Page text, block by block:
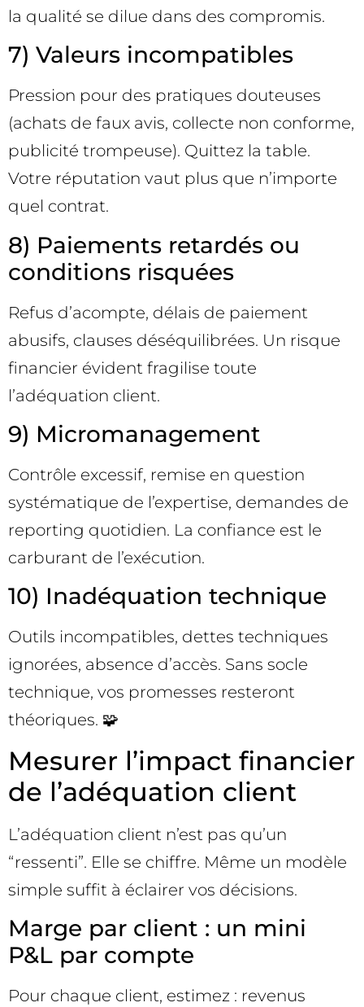
la qualité se dilue dans des compromis.
7) Valeurs incompatibles
Pression pour des pratiques douteuses
(achats de faux avis, collecte non conforme,
publicité trompeuse). Quittez la table.
Votre réputation vaut plus que n’importe
quel contrat.
8) Paiements retardés ou
conditions risquées
Refus d’acompte, délais de paiement
abusifs, clauses déséquilibrées. Un risque
financier évident fragilise toute
l’adéquation client.
9) Micromanagement
Contrôle excessif, remise en question
systématique de l’expertise, demandes de
reporting quotidien. La confiance est le
carburant de l’exécution.
10) Inadéquation technique
Outils incompatibles, dettes techniques
ignorées, absence d’accès. Sans socle
technique, vos promesses resteront
théoriques. 🧩
Mesurer l’impact financier
de l’adéquation client
L’adéquation client n’est pas qu’un
“ressenti”. Elle se chiffre. Même un modèle
simple suffit à éclairer vos décisions.
Marge par client : un mini
P&L par compte
Pour chaque client, estimez : revenus